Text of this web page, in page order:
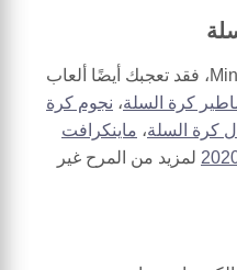
إذا كنت تستمتع بـ Miniclip Baseball، فقد تعجبك أيضًا ألعاب
كرة السلة، نجوم كرة
كرة السلة، ماينكرافت
لمزيد من المرح غير